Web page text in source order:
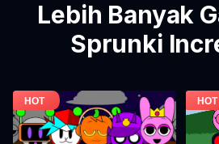
Lebih Banyak
Sprunki